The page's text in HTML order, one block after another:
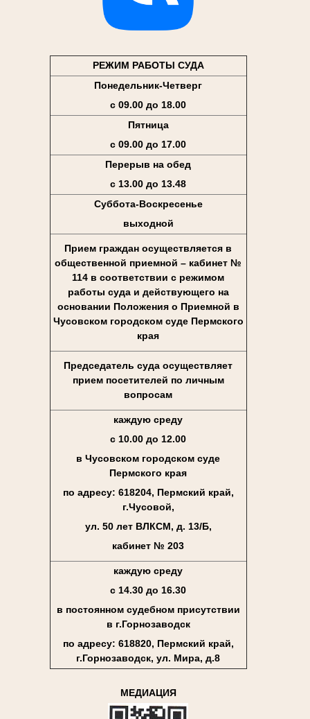
РЕЖИМ РАБОТЫ СУДА
Понедельник-Четверг
с 09.00 до 18.00
Пятница
с 09.00 до 17.00
Перерыв на обед
с 13.00 до 13.48
Суббота-Воскресенье
выходной
Прием граждан осуществляется в
общественной приемной – кабинет №
114 в соответствии с режимом
работы суда и действующего на
основании Положения о Приемной в
Чусовском городском суде Пермского
края
Председатель суда осуществляет
прием посетителей по личным
вопросам
каждую среду
с 10.00 до 12.00
в Чусовском городском суде
Пермского края
по адресу: 618204, Пермский край,
г.Чусовой,
ул. 50 лет ВЛКСМ, д. 13/Б,
кабинет № 203
каждую среду
с 14.30 до 16.30
в постоянном судебном присутствии
в г.Горнозаводск
по адресу: 618820, Пермский край,
г.Горнозаводск, ул. Мира, д.8
МЕДИАЦИЯ